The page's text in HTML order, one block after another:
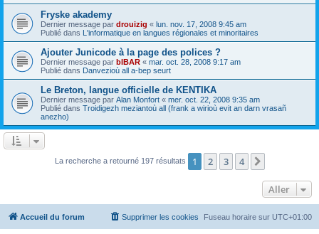
Fryske akademy
Dernier message par drouizig « lun. nov. 17, 2008 9:45 am
Publié dans L'informatique en langues régionales et minoritaires
Ajouter Junicode à la page des polices ?
Dernier message par bIBAR « mar. oct. 28, 2008 9:17 am
Publié dans Danvezioù all a-bep seurt
Le Breton, langue officielle de KENTIKA
Dernier message par Alan Monfort « mer. oct. 22, 2008 9:35 am
Publié dans Troidigezh meziantoù all (frank a wirioù evit an darn vrasañ
anezho)
La recherche a retourné 197 résultats 1 2 3 4
Aller
Accueil du forum Fuseau horaire sur UTC+01:00
Supprimer les cookies